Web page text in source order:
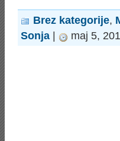
Brez kategorije,
Sonja
maj 5,